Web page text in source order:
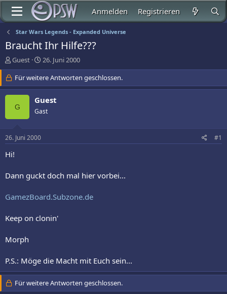
Anmelden Registrieren
Star Wars Legends - Expanded Universe
Braucht Ihr Hilfe???
E
r
s
t
e
Guest
E
r
s
t
l
l
m
26. Juni 2000
Für weitere Antworten geschlossen.
G
Guest
Gast
26. Juni 2000 #1
Hi!
Dann guckt doch mal hier vorbei...
GamezBoard.Subzone.de
Keep on clonin'
Morph
P.S.: Möge die Macht mit Euch sein...
Für weitere Antworten geschlossen.